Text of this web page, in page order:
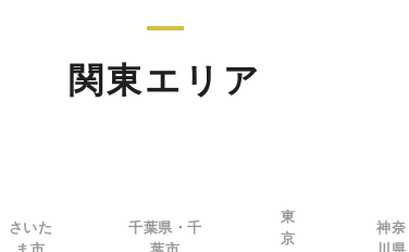
関東エリア
さいた
千葉県・千
東
京
神奈